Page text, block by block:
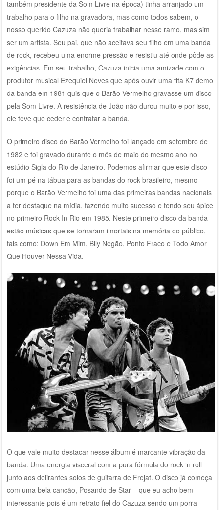
também presidente da Som Livre na época) tinha arranjado um
trabalho para o filho na gravadora, mas como todos sabem, o
nosso querido Cazuza não queria trabalhar nesse ramo, mas sim
ser um artista. Seu pai, que não aceitava seu filho em uma banda
de rock, recebeu uma enorme pressão e resistiu até onde pôde as
exigências. Em seu trabalho, Cazuza inicia uma amizade com o
produtor musical Ezequiel Neves que após ouvir uma fita K7 demo
da banda em 1981 quis que o Barão Vermelho gravasse um disco
pela Som Livre. A resistência de João não durou muito e por isso,
ele teve que ceder e contratar a banda.
O primeiro disco do Barão Vermelho foi lançado em setembro de
1982 e foi gravado durante o mês de maio do mesmo ano no
estúdio Sigla do Rio de Janeiro. Podemos afirmar que este disco
foi um pé na tábua para as bandas do rock brasileiro, mesmo
porque o Barão Vermelho foi uma das primeiras bandas nacionais
a ter destaque na mídia, fazendo muito sucesso e tendo seu ápice
no primeiro Rock In Rio em 1985. Neste primeiro disco da banda
estão músicas que se tornaram imortais na memória do público,
tais como: Down Em Mim, Bily Negão, Ponto Fraco e Todo Amor
Que Houver Nessa Vida.
O que vale muito destacar nesse álbum é marcante vibração da
banda. Uma energia visceral com a pura fórmula do rock ‘n roll
junto aos delirantes solos de guitarra de Frejat. O disco já começa
com uma bela canção, Posando de Star – que eu acho bem
interessante pois é um retrato fiel do Cazuza sendo um porra